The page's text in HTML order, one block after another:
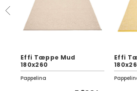
Effi Tæppe Mud
180x260
Pappelina
Effi